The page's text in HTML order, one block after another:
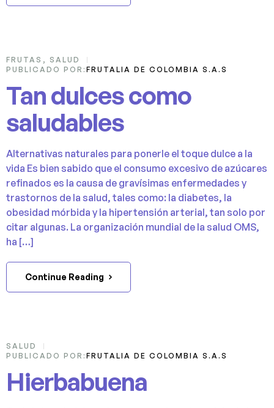
22
FRUTAS , SALUD
PUBLICADO POR: FRUTALIA DE COLOMBIA S.A.S
Tan dulces como
saludables
Alternativas naturales para ponerle el toque dulce a la
vida Es bien sabido que el consumo excesivo de azúcares
refinados es la causa de gravísimas enfermedades y
trastornos de la salud, tales como: la diabetes, la
obesidad mórbida y la hipertensión arterial, tan solo por
citar algunas. La organización mundial de la salud OMS,
ha […]
Continue Reading
14
SALUD
PUBLICADO POR: FRUTALIA DE COLOMBIA S.A.S
Hierbabuena